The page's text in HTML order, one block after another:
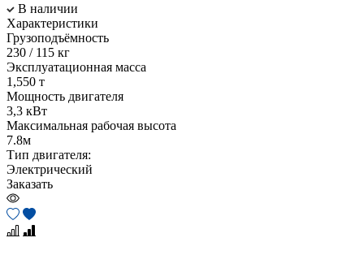
В наличии
Характеристики
Грузоподъёмность
230 / 115 кг
Эксплуатационная масса
1,550 т
Мощность двигателя
3,3 кВт
Максимальная рабочая высота
7.8м
Тип двигателя:
Электрический
Заказать